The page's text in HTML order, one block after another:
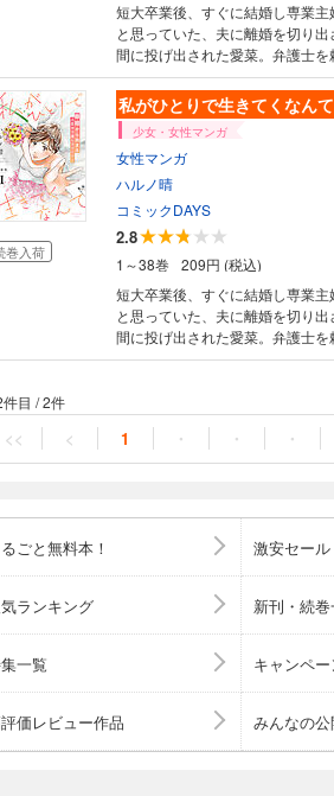
短大卒業後、すぐに結婚し専業
と思っていた、夫に離婚を切り
間に投げ出された愛菜。弁護士
い…？ 愛菜は自分の愛を、そし
『あなたがしてくれなくも』のハ
やり直しストーリー！！
巻入荷
私がひとりで生きてくなんて
少女・女性マンガ
女性マンガ
ハルノ晴
コミックDAYS
2.8
1～38巻
209円 (税込)
短大卒業後、すぐに結婚し専業
と思っていた、夫に離婚を切り
間に投げ出された愛菜。弁護士
い…？ 愛菜は自分の愛を、そし
目 /2件
<< < 1 ・ ・ ・
ごと無料本！ 激安セール
気ランキング 新刊・続
一覧 キャンペ
価レビュー作品 みんなの公